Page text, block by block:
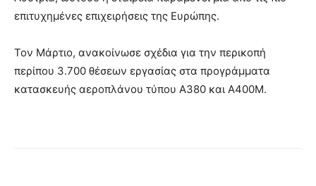
επιτυχημένες επιχειρήσεις της Ευρώπης.
Τον Μάρτιο, ανακοίνωσε σχέδια για την περικοπή
περίπου 3.700 θέσεων εργασίας στα προγράμματα
κατασκευής αεροπλάνου τύπου A380 και A400M.